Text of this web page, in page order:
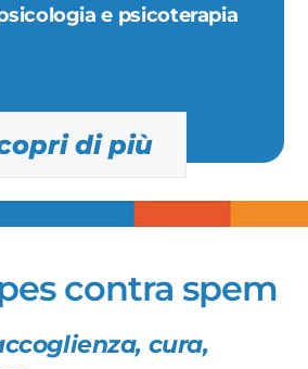
e psicoterapia
di più
contra spem
cura,